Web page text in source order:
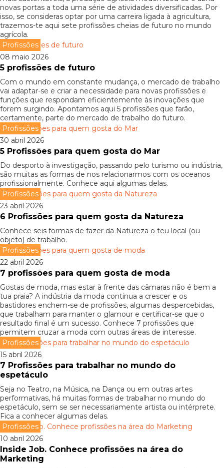
novas portas a toda uma série de atividades diversificadas. Por
isso, se consideras optar por uma carreira ligada à agricultura,
trazemos-te aqui sete profissões cheias de futuro no mundo
agrícola.
Profissões
08 maio 2026
5 profissões de futuro
Com o mundo em constante mudança, o mercado de trabalho
vai adaptar-se e criar a necessidade para novas profissões e
funções que respondam eficientemente às inovações que
forem surgindo. Apontamos aqui 5 profissões que farão,
certamente, parte do mercado de trabalho do futuro.
Profissões
30 abril 2026
5 Profissões para quem gosta do Mar
Do desporto à investigação, passando pelo turismo ou indústria,
são muitas as formas de nos relacionarmos com os oceanos
profissionalmente. Conhece aqui algumas delas.
Profissões
23 abril 2026
6 Profissões para quem gosta da Natureza
Conhece seis formas de fazer da Natureza o teu local (ou
objeto) de trabalho.
Profissões
22 abril 2026
7 profissões para quem gosta de moda
Gostas de moda, mas estar à frente das câmaras não é bem a
tua praia? A indústria da moda continua a crescer e os
bastidores enchem-se de profissões, algumas despercebidas,
que trabalham para manter o glamour e certificar-se que o
resultado final é um sucesso. Conhece 7 profissões que
permitem cruzar a moda com outras áreas de interesse.
Profissões
15 abril 2026
7 Profissões para trabalhar no mundo do
espetáculo
Seja no Teatro, na Música, na Dança ou em outras artes
performativas, há muitas formas de trabalhar no mundo do
espetáculo, sem se ser necessariamente artista ou intérprete.
Fica a conhecer algumas delas.
Profissões
10 abril 2026
Inside Job. Conhece profissões na área do
Marketing